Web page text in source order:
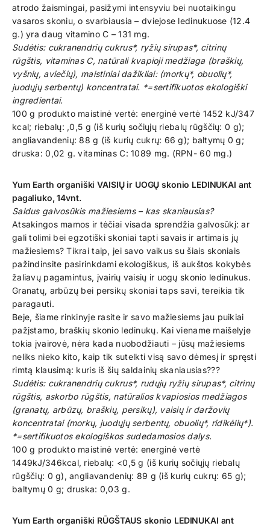
atrodo žaismingai, pasižymi intensyviu bei nuotaikingu
vasaros skoniu, o svarbiausia – dviejose ledinukuose (12.4
g.) yra daug vitamino C – 131 mg.
Sudėtis: cukranendrių cukrus*, ryžių sirupas*, citrinų
rūgštis, vitaminas C, natūrali kvapioji medžiaga (braškių,
vyšnių, aviečių), maistiniai dažikliai: (morkų*, obuolių*,
juodųjų serbentų) koncentratai. *=sertifikuotos ekologiški
ingredientai.
100 g produkto maistinė vertė: energinė vertė 1452 kJ/347
kcal; riebalų: ,0,5 g (iš kurių sočiųjų riebalų rūgščių: 0 g);
angliavandenių: 88 g (iš kurių cukrų: 66 g); baltymų 0 g;
druska: 0,02 g. vitaminas C: 1089 mg. (RPN- 60 mg.)
Yum Earth organiški VAISIŲ ir UOGŲ skonio LEDINUKAI ant
pagaliuko, 14vnt.
Saldus galvosūkis mažiesiems – kas skaniausias?
Atsakingos mamos ir tėčiai visada sprendžia galvosūkį: ar
gali tolimi bei egzotiški skoniai tapti savais ir artimais jų
mažiesiems? Tikrai taip, jei savo vaikus su šiais skoniais
pažindinsite pasirinkdami ekologiškus, iš aukštos kokybės
žaliavų pagamintus, įvairių vaisių ir uogų skonio ledinukus.
Granatų, arbūzų bei persikų skoniai taps savi, tereikia tik
paragauti.
Beje, šiame rinkinyje rasite ir savo mažiesiems jau puikiai
pažįstamo, braškių skonio ledinukų. Kai viename maišelyje
tokia įvairovė, nėra kada nuobodžiauti – jūsų mažiesiems
neliks nieko kito, kaip tik sutelkti visą savo dėmesį ir spręsti
rimtą klausimą: kuris iš šių saldainių skaniausias???
Sudėtis: cukranendrių cukrus*, rudųjų ryžių sirupas*, citrinų
rūgštis, askorbo rūgštis, natūralios kvapiosios medžiagos
(granatų, arbūzų, braškių, persikų), vaisių ir daržovių
koncentratai (morkų, juodųjų serbentų, obuolių*, ridikėlių*).
*=sertifikuotos ekologiškos sudedamosios dalys.
100 g produkto maistinė vertė: energinė vertė
1449kJ/346kcal, riebalų: <0,5 g (iš kurių sočiųjų riebalų
rūgščių: 0 g), angliavandenių: 89 g (iš kurių cukrų: 65 g);
baltymų 0 g; druska: 0,03 g.
Yum Earth organiški RŪGŠTAUS skonio LEDINUKAI ant